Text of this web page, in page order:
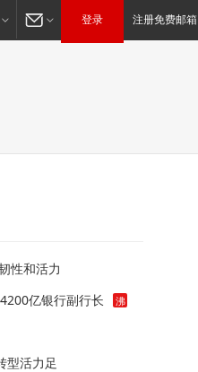
登录 注册免费邮箱
性和活力
亿银行副行长 沸
型活力足